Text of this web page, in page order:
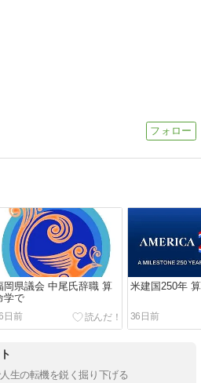
岡県議会 中尾氏辞職 算
学で
日前
米建国250年
36日前
生の転機を鋭く掘り下げる